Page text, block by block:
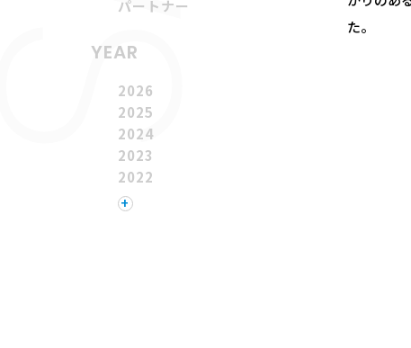
パートナー
YEAR
2026
2025
2024
2023
2022
2021
+
た。